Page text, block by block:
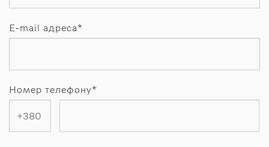
E-mail адреса*
Номер телефону*